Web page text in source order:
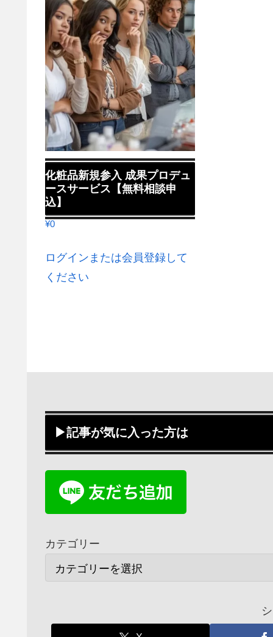
化粧品新規参入 成果プロデュ
ースサービス【無料相談申
込】
¥0
ログインまたは会員登録して
ください
▶記事が気に入った方は
カテゴリー